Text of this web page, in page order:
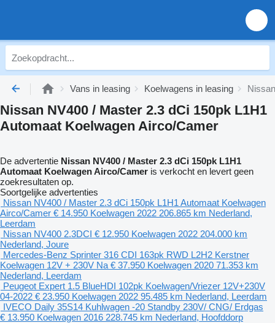
Vans in leasing Koelwagens in leasing
Nissan NV400 / Master 2.3 dCi 150pk L1H1
Automaat Koelwagen Airco/Camer
De advertentie Nissan NV400 / Master 2.3 dCi 150pk L1H1
Automaat Koelwagen Airco/Camer is verkocht en levert geen
zoekresultaten op.
Soortgelijke advertenties
Nissan NV400 / Master 2.3 dCi 150pk L1H1 Automaat Koelwagen
Airco/Camer € 14.950 Koelwagen 2022 206.865 km Nederland,
Leerdam
Nissan NV400 2.3DCI € 12.950 Koelwagen 2022 204.000 km
Nederland, Joure
Mercedes-Benz Sprinter 316 CDI 163pk RWD L2H2 Kerstner
Koelwagen 12V + 230V Na € 37.950 Koelwagen 2020 71.353 km
Nederland, Leerdam
Peugeot Expert 1.5 BlueHDI 102pk Koelwagen/Vriezer 12V+230V
04-2022 € 23.950 Koelwagen 2022 95.485 km Nederland, Leerdam
IVECO Daily 35S14 Kuhlwagen -20 Standby 230V/ CNG/ Erdgas
€ 13.950 Koelwagen 2016 228.745 km Nederland, Hoofddorp